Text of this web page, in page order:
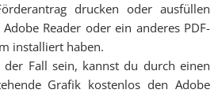
drucken oder ausfüllen
Reader oder ein anderes PDF-
installiert haben.
Fall sein, kannst du durch einen
Grafik kostenlos den Adobe